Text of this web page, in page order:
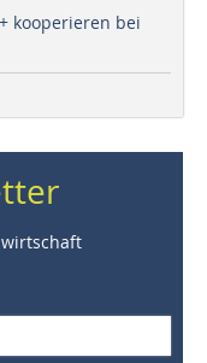
kooperieren bei